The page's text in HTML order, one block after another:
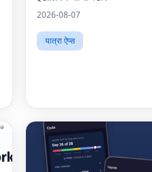
2026-08-07
यात्रा ऐप्स